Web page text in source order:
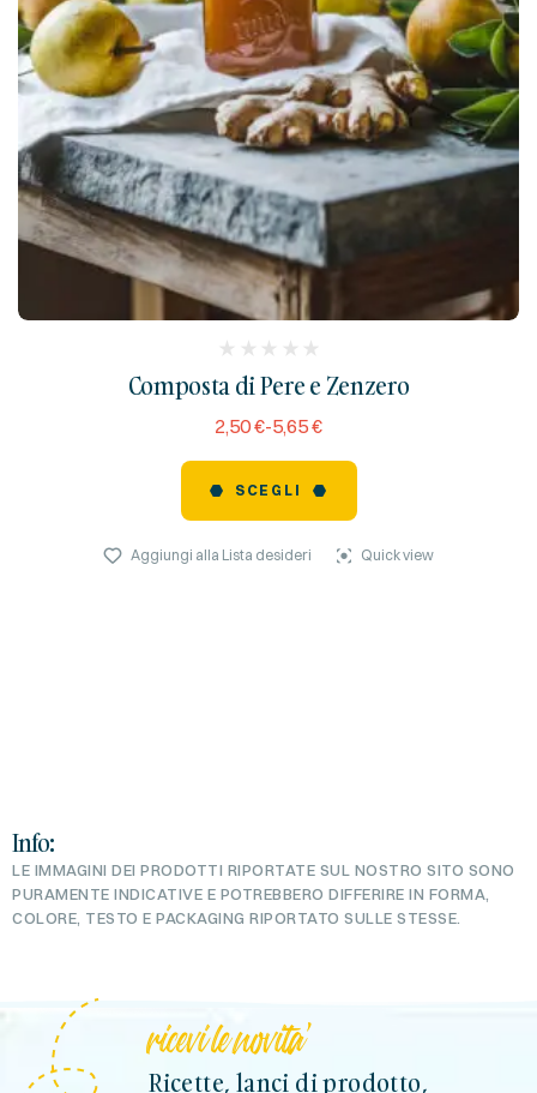
Composta di Pere e Zenzero
reviews)
2,50€-5,65€
SCEGLI
Aggiungi alla Lista desideri Quick view
Info:
LE IMMAGINI DEI PRODOTTI RIPORTATE SUL NOSTRO SITO SONO
PURAMENTE INDICATIVE E POTREBBERO DIFFERIRE IN FORMA,
COLORE, TESTO E PACKAGING RIPORTATO SULLE STESSE.
ricevi le novita'
Ricette, lanci di prodotto,